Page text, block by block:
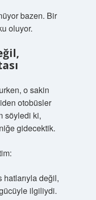
bazen. Bir
oluyor.
o sakin
otobüsler
söyledi ki,
gidecektik.
hatlarıyla değil,
ilgiliydi.